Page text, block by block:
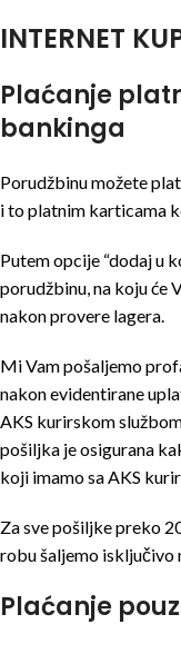
INTERNET
Plaćanje
bankinga
Porudžbinu možete
i to platnim karticama
Putem opcije “dodaj u
porudžbinu, na koju će
nakon provere lagera.
Mi Vam pošaljemo
nakon evidentirane
AKS kurirskom
pošiljka je osigurana
koji imamo sa AKS
Za sve pošiljke preko
robu šaljemo isključivo
Plaćanje